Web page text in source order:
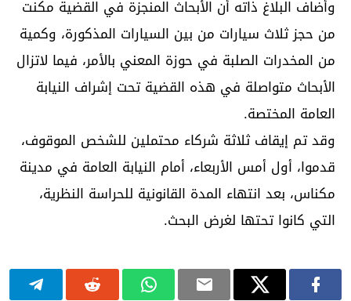
وأضاف البلاغ ذاته أن الأبحاث المنجزة في القضية مكنت
من حجز ثلاث سيارات من بين السيارات المذكورة، وكمية
من المخدرات الصلبة في حوزة المعني بالأمر، فيما لاتزال
الأبحاث متواصلة في هذه القضية تحت إشراف النيابة
العامة المختصة.
وقد تم إيقاف ثلاثة شركاء محتملين للشخص الموقوف،
قدموا، أول أمس الأربعاء، أمام النيابة العامة في مدينة
مكناس، بعد انتهاء المدة القانونية للحراسة النظرية،
التي كانوا تحتها لغرض البحث.